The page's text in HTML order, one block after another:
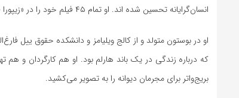
انسان‌گرایانه‌ تحسین شده اند. او تمام ۴۵ فیلم خود را در «زیپورا فیلمز» تهیه و کارگردانی کرد.»
او در بوستون متولد و از کالج ویلیامز و دانشکده حقوق ییل
که درباره زندگی در یک باند هارلم بود. او هم کارگردان و
بریج‌واتر برای مجرمان دیوانه را به تصویر می‌کشید.